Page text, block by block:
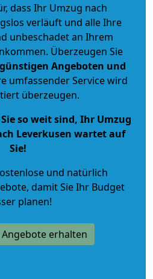
dass Ihr Umzug nach
verläuft und alle Ihre
unbeschadet an Ihrem
Überzeugen Sie
günstigen Angeboten und
umfassender Service wird
überzeugen.
so weit sind, Ihr Umzug
Leverkusen wartet auf
Sie!
und natürlich
, damit Sie Ihr Budget
planen!
erhalten